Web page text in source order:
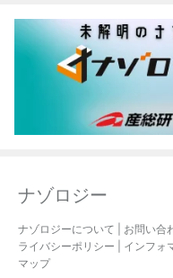
ナゾロジー
ナゾロジーについて お問い合
ライバシーポリシー
インフォ
マップ